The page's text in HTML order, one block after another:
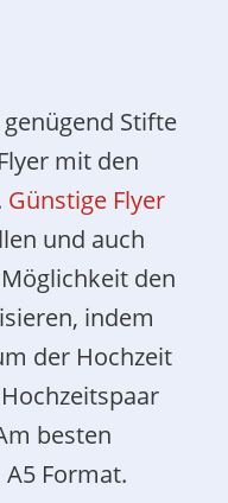
Stifte
mit den
Günstige Flyer
und auch
den
indem
der Hochzeit
besten
Format.